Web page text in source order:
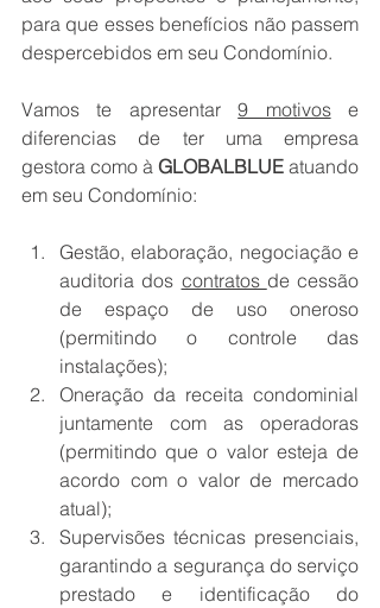
para que esses benefícios não passem
despercebidos em seu Condomínio.
Vamos te apresentar 9 motivos e
diferencias de ter uma empresa
gestora como à GLOBALBLUE atuando
em seu Condomínio:
Gestão, elaboração, negociação e
auditoria dos contratos de cessão
de espaço de uso oneroso
(permitindo o controle das
instalações);
Oneração da receita condominial
juntamente com as operadoras
(permitindo que o valor esteja de
acordo com o valor de mercado
atual);
Supervisões técnicas presenciais,
garantindo a segurança do serviço
prestado e identificação do